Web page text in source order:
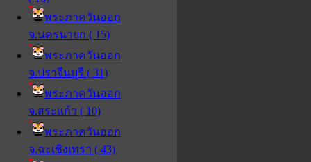
พระภาควันออก
จ.นครนายก ( 15)
พระภาควันออก
จ.ปราจีนบุรี ( 31)
พระภาควันออก
จ.สระแก้ว ( 10)
พระภาควันออก
จ.ฉะเชิงเทรา ( 43)